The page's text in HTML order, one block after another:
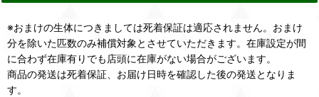
※おまけの生体につきましては死着保証は適応されません。おまけ
分を除いた匹数のみ補償対象とさせていただきます。在庫設定が間
に合わず在庫有りでも店頭に在庫がない場合がございます。
商品の発送は死着保証、お届け日時を確認した後の発送となりま
す。